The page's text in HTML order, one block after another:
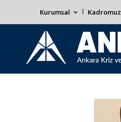
Kurumsal Kadromuz